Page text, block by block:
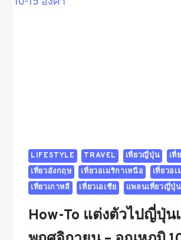
LIFESTYLE TRAVEL เที่ยวญี่ปุ่น
เที่
เที่ยวอังกฤษ
เที่ยวอเมริกาเหนือ
เที่ยวอ
เที่ยวเกาหลี
เที่ยวเอเชีย แพลนเที่ยวญี่ปุ่น
How-To แต่งตัวไปญี่ปุ่น